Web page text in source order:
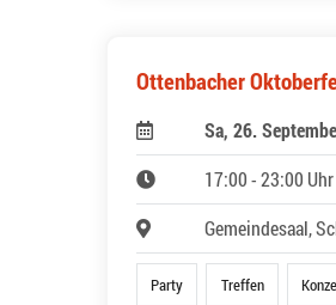
Ottenbacher
Sa, 26.
17:00 - 23:00 Uhr
Gemeindesaal,
Party Treffen